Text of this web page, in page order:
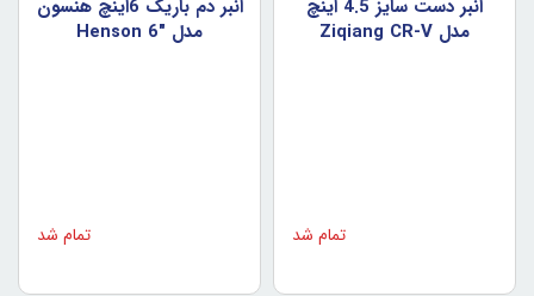
انبر دست سايز 4.5 اينچ
مدل Ziqiang CR-V
تمام شد
انبر دم باريک 6اينچ هنسون
مدل "Henson 6
تمام شد